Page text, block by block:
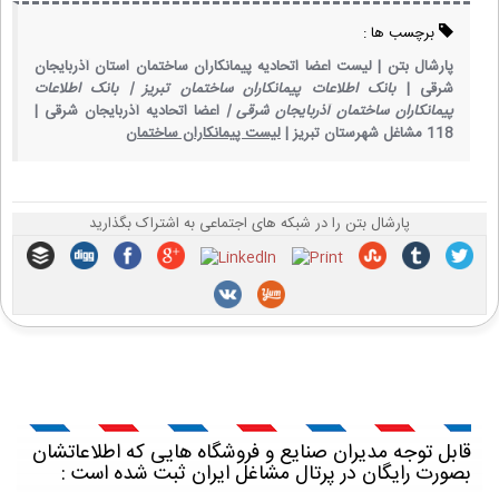
برچسب ها :
پارشال بتن | لیست اعضا اتحادیه پیمانکاران ساختمان استان آذربایجان
شرقی | بانک اطلاعات پیمانکاران ساختمان تبریز | بانک اطلاعات
پیمانکاران ساختمان آذربایجان شرقی | اعضا اتحادیه آذربایجان شرقی |
118 مشاغل شهرستان تبریز |
لیست پیمانکاران ساختمان
پارشال بتن را در شبکه های اجتماعی به اشتراک بگذارید
قابل توجه مدیران صنایع و فروشگاه هایی که اطلاعاتشان
بصورت رایگان در پرتال مشاغل ایران ثبت شده است :